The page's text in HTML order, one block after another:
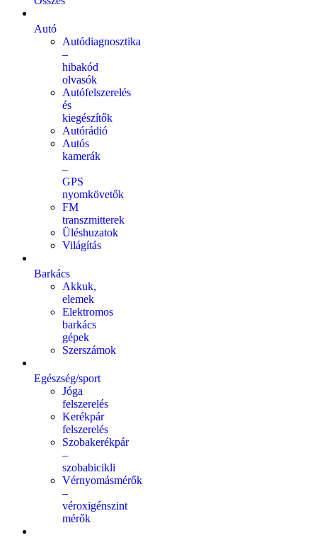
Autó
Autódiagnosztika
–
hibakód
olvasók
Autófelszerelés
és
kiegészítők
Autórádió
Autós
kamerák
–
GPS
nyomkövetők
FM
transzmitterek
Üléshuzatok
Világítás
Barkács
Akkuk,
elemek
Elektromos
barkács
gépek
Szerszámok
Egészség/sport
Jóga
felszerelés
Kerékpár
felszerelés
Szobakerékpár
–
szobabicikli
Vérnyomásmérők
–
véroxigénszint
mérők